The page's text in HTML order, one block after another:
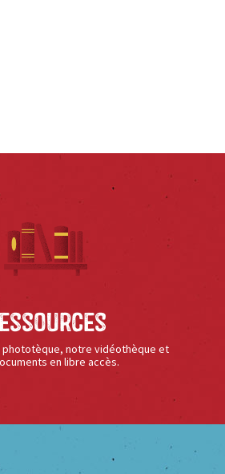
phototèque, notre vidéothèque et
en libre accès.